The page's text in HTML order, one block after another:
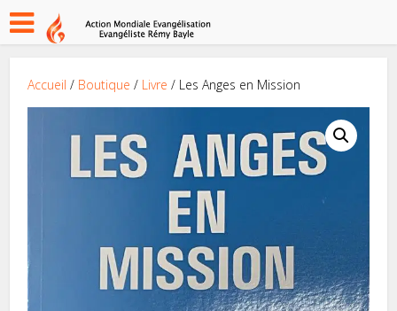
Accueil / Boutique / Livre / Les Anges en Mission